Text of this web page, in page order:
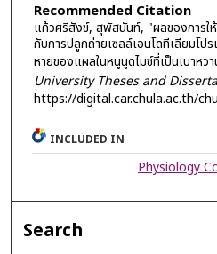
Recommended Citation
แก้วศรีสังข์, สุพัสนันท์, "ผลของการให้
กับการปลูกถ่ายเซลล์เอนโดทีเลียมโป
หายของแผลในหนูนูดไมซ์ที่เป็นเบาหว
University Theses and
https://digital.car.chula.ac.th/
INCLUDED IN
Physiology
Search